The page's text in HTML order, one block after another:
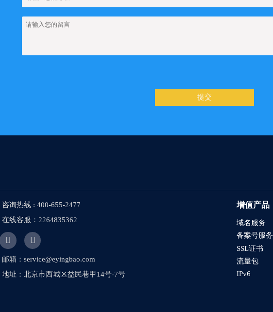
提交
咨询热线 : 400-655-2477
在线客服：2264835362
 
邮箱：service@eyingbao.com
地址：北京市西城区益民巷甲14号-7号
增值产品
域名服务
备案号服务
SSL证书
流量包
IPv6